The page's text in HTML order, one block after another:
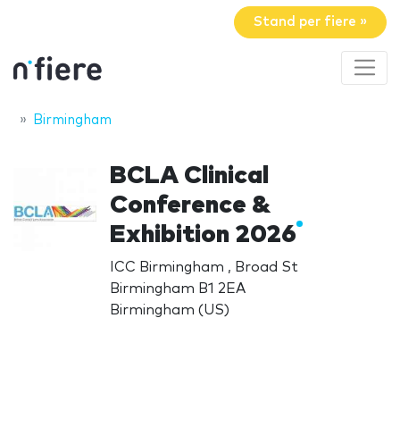
Stand per fiere »
Birmingham
BCLA Clinical
Conference &
Exhibition 2026
ICC Birmingham , Broad St
Birmingham B1 2EA
Birmingham (US)